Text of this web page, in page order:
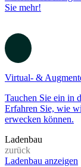
3D Visualisierung
Entdecken Sie, wie
Sie mehr!
Virtual- &